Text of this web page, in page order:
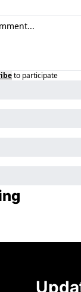
to participate